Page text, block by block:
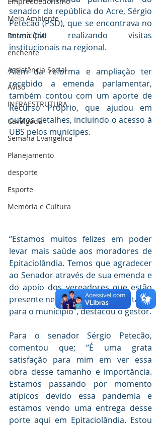
Meio Ambiente
Defesa Civil
enchente
Assistência Social
Aviso
INFRAESTRUTURA
Cavalgada
Semana Evangélica
Planejamento
desporte
Esporte
Memória e Cultura
senador da república do Acre, Sérgio
Petecão (PSD), que se encontrava no
município realizando visitas
institucionais na regional.
Além da reforma e ampliação ter
recebido a emenda parlamentar,
também contou com um aporte de
Recurso Próprio, que ajudou em
outros detalhes, incluindo o acesso à
UBS pelos munícipes.
“Estamos muitos felizes em poder
levar mais saúde aos moradores de
Epitaciolândia. Temos que agradecer
ao Senador através de sua emenda e
do apoio dos vereadores que estão
presente neste momento importante
para o município”, destacou o gestor.
Para o senador Sérgio Petecão,
comentou que; “É uma grata
satisfação para mim em ver essa
obra desse tamanho e importância.
Estamos passando por momento
atípicos devido essa pandemia e
estamos vendo uma entrega desse
porte aqui em Epitaciolândia. Estou